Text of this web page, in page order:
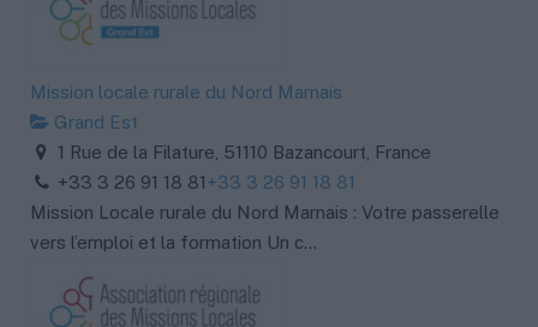
Mission locale rurale du Nord Marnais
Grand Est
1 Rue de la Filature, 51110 Bazancourt, France
+33 3 26 91 18 81+33 3 26 91 18 81
Mission Locale rurale du Nord Marnais : Votre passerelle
vers l’emploi et la formation Un c...